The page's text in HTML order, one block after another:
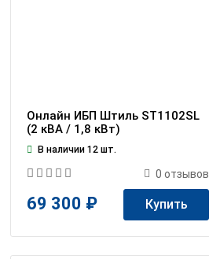
Онлайн ИБП Штиль ST1102SL
(2 кВА / 1,8 кВт)
В наличии 12 шт.
0 отзывов
69 300 ₽ Купить